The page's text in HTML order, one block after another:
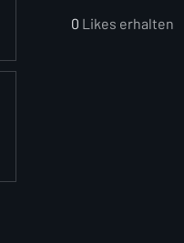
0 Likes erhalten